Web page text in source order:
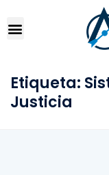
Etiqueta:
Justicia